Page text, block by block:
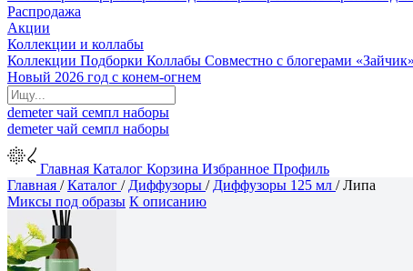
Распродажа
Акции
Коллекции и коллабы
Коллекции Подборки Коллабы Совместно с блогерами «Зайчик»
Новый 2026 год с конем-огнем
demeterчай семпл наборы
demeterчай семпл наборы
Главная Каталог Корзина Избранное Профиль
Главная /Каталог / Диффузоры / Диффузоры 125 мл /Липа
Миксы под образы К описанию